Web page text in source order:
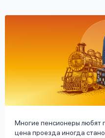
Многие пенсионеры любят
цена проезда иногда
вопрос